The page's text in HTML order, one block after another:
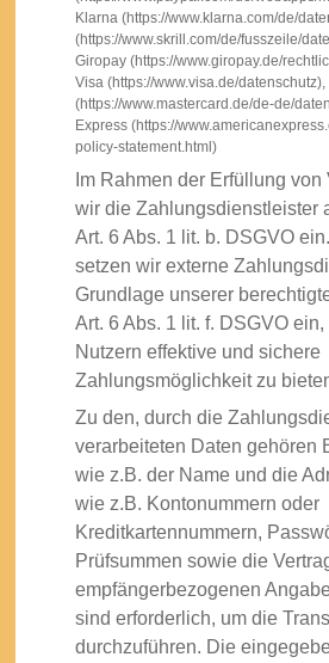
Klarna (https://www.klarna.com/de/
(https://www.skrill.com/de/fusszeile/
Giropay (https://www.giropay.de/
Visa (https://www.visa.de/datenschutz),
(https://www.mastercard.de/de-de/
Express (https://
policy-statement.html)
Im Rahmen der Erfüllung von
wir die Zahlungsdienstleister
Art. 6 Abs. 1 lit. b. DSGVO
setzen wir externe
Grundlage unserer
Art. 6 Abs. 1 lit. f. DSGVO
Nutzern effektive und sichere
Zahlungsmöglichkeit zu
Zu den, durch die
verarbeiteten Daten gehören
wie z.B. der Name und die
wie z.B. Kontonummern oder
Kreditkartennummern,
Prüfsummen sowie die
empfängerbezogenen
sind erforderlich, um die
durchzuführen. Die